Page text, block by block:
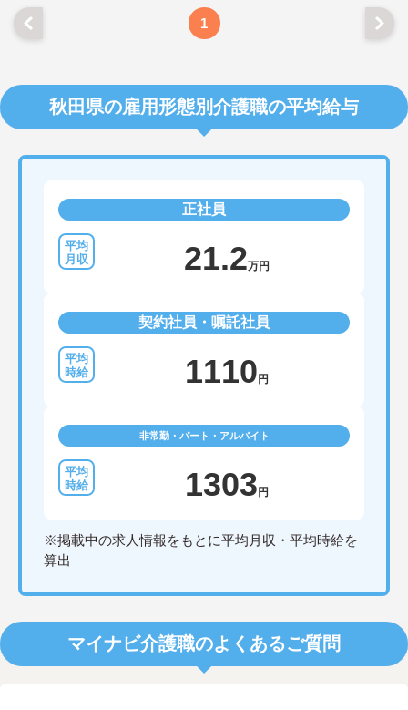
1
秋田県の雇用形態別介護職の平均給与
正社員
21.2万円
契約社員・嘱託社員
1110 円
非常勤・パート・アルバイト
1303 円
※掲載中の求人情報をもとに平均月収・平均時給を
算出
マイナビ介護職のよくあるご質問